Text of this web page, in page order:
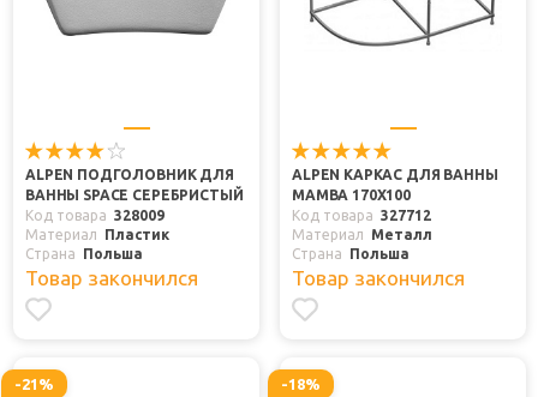
ALPEN ПОДГОЛОВНИК ДЛЯ
ВАННЫ SPACE СЕРЕБРИСТЫЙ
Код товара 328009
Материал
Пластик
Страна
Польша
Товар закончился
ALPEN КАРКАС ДЛЯ ВАННЫ
MAMBA 170Х100
Код товара 327712
Материал
Металл
Страна
Польша
Товар закончился
-21% -18%